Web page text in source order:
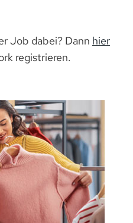
Job dabei? Dann hier
registrieren.